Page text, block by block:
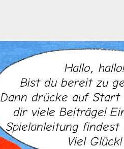
Hallo, hallo!
Bist du bereit zu
Dann drücke auf Start
dir viele Beiträge!
Spielanleitung
Viel Glück!